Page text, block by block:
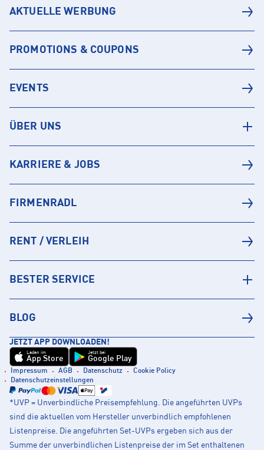
AKTUELLE WERBUNG
PROMOTIONS & COUPONS
EVENTS
ÜBER UNS
KARRIERE & JOBS
FIRMENRADL
RENT / VERLEIH
BESTER SERVICE
BLOG
JETZT APP DOWNLOADEN!
Laden im
App Store
Jetzt bei
Google Play
Impressum AGB Datenschutz
Cookie Policy
Datenschutzeinstellungen
*UVP = Unverbindliche Preisempfehlung. Die angeführten UVPs
sind die aktuellen vom Hersteller unverbindlich empfohlenen
Listenpreise. Die angeführten Set-UVPs ergeben sich aus der
Summe der unverbindlichen Listenpreise der im Set enthaltenen